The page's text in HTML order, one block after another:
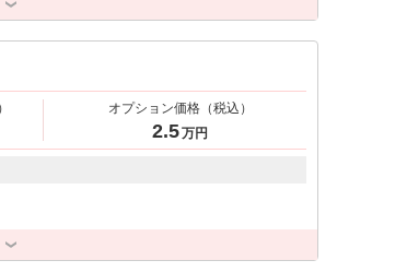
オプション価格（税込）
2.5万円